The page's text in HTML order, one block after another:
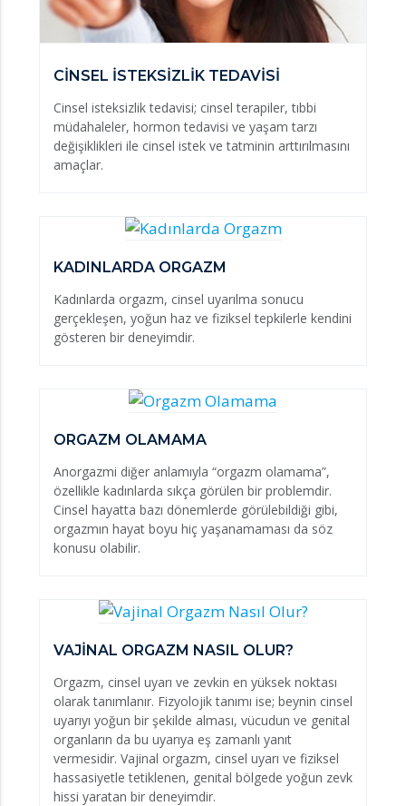
CİNSEL İSTEKSİZLİK TEDAVİSİ
Cinsel isteksizlik tedavisi; cinsel terapiler, tıbbi
müdahaleler, hormon tedavisi ve yaşam tarzı
değişiklikleri ile cinsel istek ve tatminin arttırılmasını
amaçlar.
KADINLARDA ORGAZM
Kadınlarda orgazm, cinsel uyarılma sonucu
gerçekleşen, yoğun haz ve fiziksel tepkilerle kendini
gösteren bir deneyimdir.
ORGAZM OLAMAMA
Anorgazmi diğer anlamıyla “orgazm olamama”,
özellikle kadınlarda sıkça görülen bir problemdir.
Cinsel hayatta bazı dönemlerde görülebildiği gibi,
orgazmın hayat boyu hiç yaşanamaması da söz
konusu olabilir.
VAJİNAL ORGAZM NASIL OLUR?
Orgazm, cinsel uyarı ve zevkin en yüksek noktası
olarak tanımlanır. Fizyolojik tanımı ise; beynin cinsel
uyarıyı yoğun bir şekilde alması, vücudun ve genital
organların da bu uyarıya eş zamanlı yanıt
vermesidir. Vajinal orgazm, cinsel uyarı ve fiziksel
hassasiyetle tetiklenen, genital bölgede yoğun zevk
hissi yaratan bir deneyimdir.